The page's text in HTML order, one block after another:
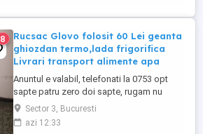
8
Rucsac Glovo folosit 60 Lei geanta
ghiozdan termo,lada frigorifica
Livrari transport alimente apa
Anuntul e valabil, telefonati la 0753 opt
sapte patru zero doi sapte, rugam nu
trimiteti mesaje de pe acest sait deoarece
nu le citim, va multumim. Vinderm la
Bucuresti, nu expediem in alte localitati, la
Sector 3, Bucuresti
azi 12:33